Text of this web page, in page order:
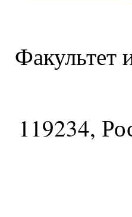
Факультет
119234,